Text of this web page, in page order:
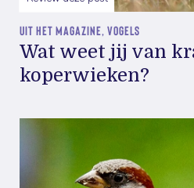
UIT HET MAGAZINE, VOGELS
Wat weet jij van
koperwieken?